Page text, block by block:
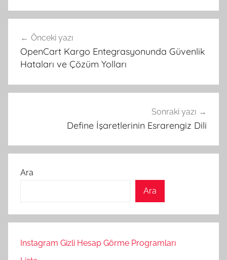
gezinmesi
Önceki yazı
OpenCart Kargo Entegrasyonunda Güvenlik
Hataları ve Çözüm Yolları
Sonraki yazı
Define İşaretlerinin Esrarengiz Dili
Ara
Ara
Instagram Gizli Hesap Görme Programları